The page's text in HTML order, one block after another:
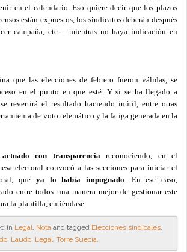
en el calendario. Eso quiere decir que los plazos
están expuestos, los sindicatos deberán después
campaña, etc… mientras no haya indicación en
que las elecciones de febrero fueron válidas, se
en el punto en que esté. Y si se ha llegado a
revertirá el resultado haciendo inútil, entre otras
de voto telemático y la fatiga generada en la
con transparenciareconociendo, en el
electoral convocó a las secciones para iniciar el
que ya lo había impugnado. En ese caso,
entre todos una manera mejor de gestionar este
la plantilla, entiéndase.
in Legal, Nota and tagged Elecciones sindicales,
, Laudo, Legal, Torre Suecia.